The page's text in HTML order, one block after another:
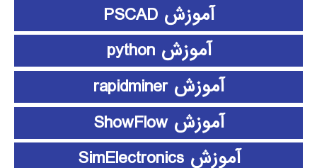
آموزش PSCAD
آموزش python
آموزش rapidminer
آموزش ShowFlow
آموزش SimElectronics